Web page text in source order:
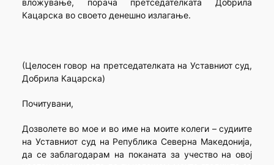
вложување, порача претседателката Добрила
Кацарска во своето денешно излагање.
(Целосен говор на претседателката на Уставниот суд,
Добрила Кацарска)
Почитувани,
Дозволете во мое и во име на моите колеги – судиите
на Уставниот суд на Република Северна Македонија,
да се заблагодарам на поканата за учество на овој